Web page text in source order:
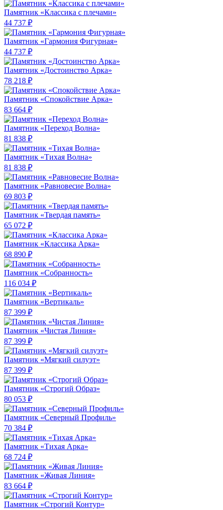
Памятник «Классика c плечами»
44 737 ₽
Памятник «Гармония Фигурная»
44 737 ₽
Памятник «Достоинство Арка»
78 218 ₽
Памятник «Спокойствие Арка»
83 664 ₽
Памятник «Переход Волна»
81 838 ₽
Памятник «Тихая Волна»
81 838 ₽
Памятник «Равновесие Волна»
69 803 ₽
Памятник «Твердая память»
65 072 ₽
Памятник «Классика Арка»
68 890 ₽
Памятник «Собранность»
116 034 ₽
Памятник «Вертикаль»
87 399 ₽
Памятник «Чистая Линия»
87 399 ₽
Памятник «Мягкий силуэт»
87 399 ₽
Памятник «Строгий Образ»
80 053 ₽
Памятник «Северный Профиль»
70 384 ₽
Памятник «Тихая Арка»
68 724 ₽
Памятник «Живая Линия»
83 664 ₽
Памятник «Строгий Контур»